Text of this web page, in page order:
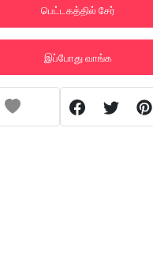
பெட்டகத்தில் சேர்
இப்போது வாங்க